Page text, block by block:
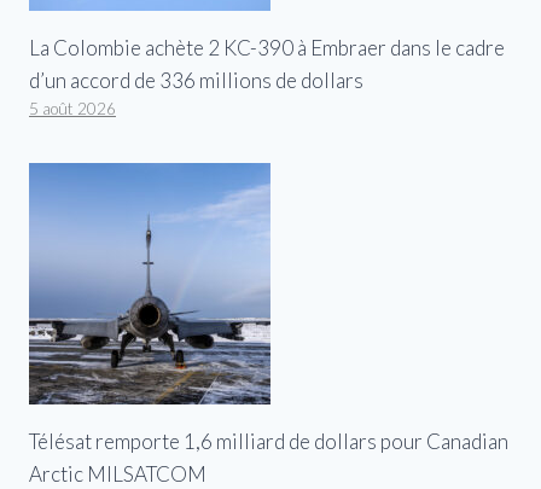
La Colombie achète 2 KC-390 à Embraer dans le cadre
d’un accord de 336 millions de dollars
5 août 2026
Télésat remporte 1,6 milliard de dollars pour Canadian
Arctic MILSATCOM